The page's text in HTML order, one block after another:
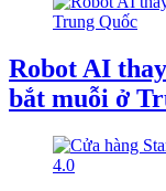
Robot AI
bắt muỗi ở